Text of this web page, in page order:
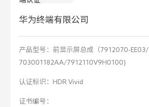
华为终端有限公司
产品型号：
前显示屏总成（7912070-EE03/
703001182AA/7912110V9H0100)
认证标识： HDR Vivid
证书编号：